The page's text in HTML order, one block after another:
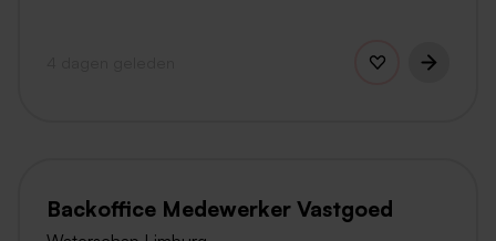
Backoffice Medewerker Vastgoed